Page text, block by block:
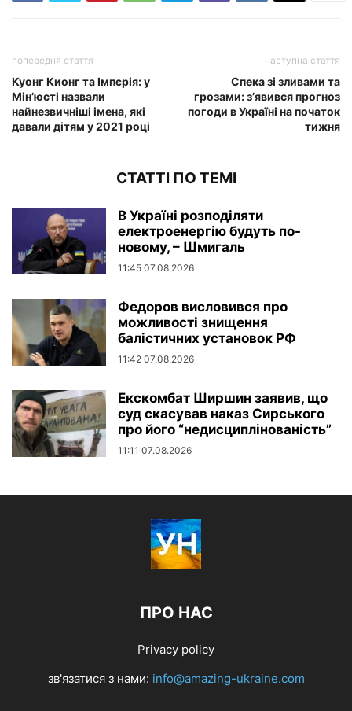
попередня стаття
Куонг Кионг та Імпєрія: у
Мін’юсті назвали
найнезвичніші імена, які
давали дітям у 2021 році
наступна стаття
Спека зі зливами та
грозами: з’явився прогноз
погоди в Україні на початок
тижня
СТАТТІ ПО ТЕМІ
В Україні розподіляти
електроенергію будуть по-
новому, – Шмигаль
11:45 07.08.2026
Федоров висловився про
можливості знищення
балістичних установок РФ
11:42 07.08.2026
Екскомбат Ширшин заявив, що
суд скасував наказ Сирського
про його “недисциплінованість”
11:11 07.08.2026
ПРО НАС
Privacy policy
зв'язатися з нами: info@amazing-ukraine.com